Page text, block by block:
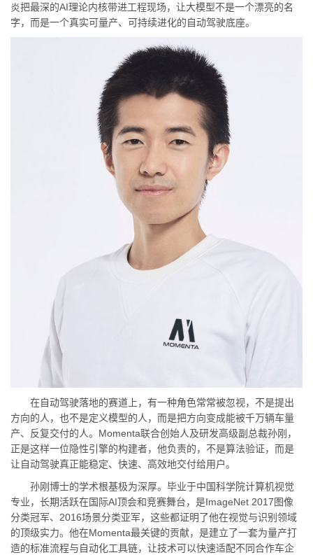
炎把最深的AI理论内核带进工程现场，让大模型不是一个漂亮的名
字，而是一个真实可量产、可持续进化的自动驾驶底座。
在自动驾驶落地的赛道上，有一种角色常常被忽视，不是提出
方向的人，也不是定义模型的人，而是把方向变成能被千万辆车量
产、反复交付的人。Momenta联合创始人及研发高级副总裁孙刚，
正是这样一位隐性引擎的构建者，他负责的，不是算法验证，而是
让自动驾驶真正能稳定、快速、高效地交付给用户。
孙刚博士的学术根基极为深厚。毕业于中国科学院计算机视觉
专业，长期活跃在国际AI顶会和竞赛舞台，是ImageNet 2017图像
分类冠军、2016场景分类亚军，这些都证明了他在视觉与识别领域
的顶级实力。他在Momenta最关键的贡献，是建立了一套为量产打
造的标准流程与自动化工具链，让技术可以快速适配不同合作车企